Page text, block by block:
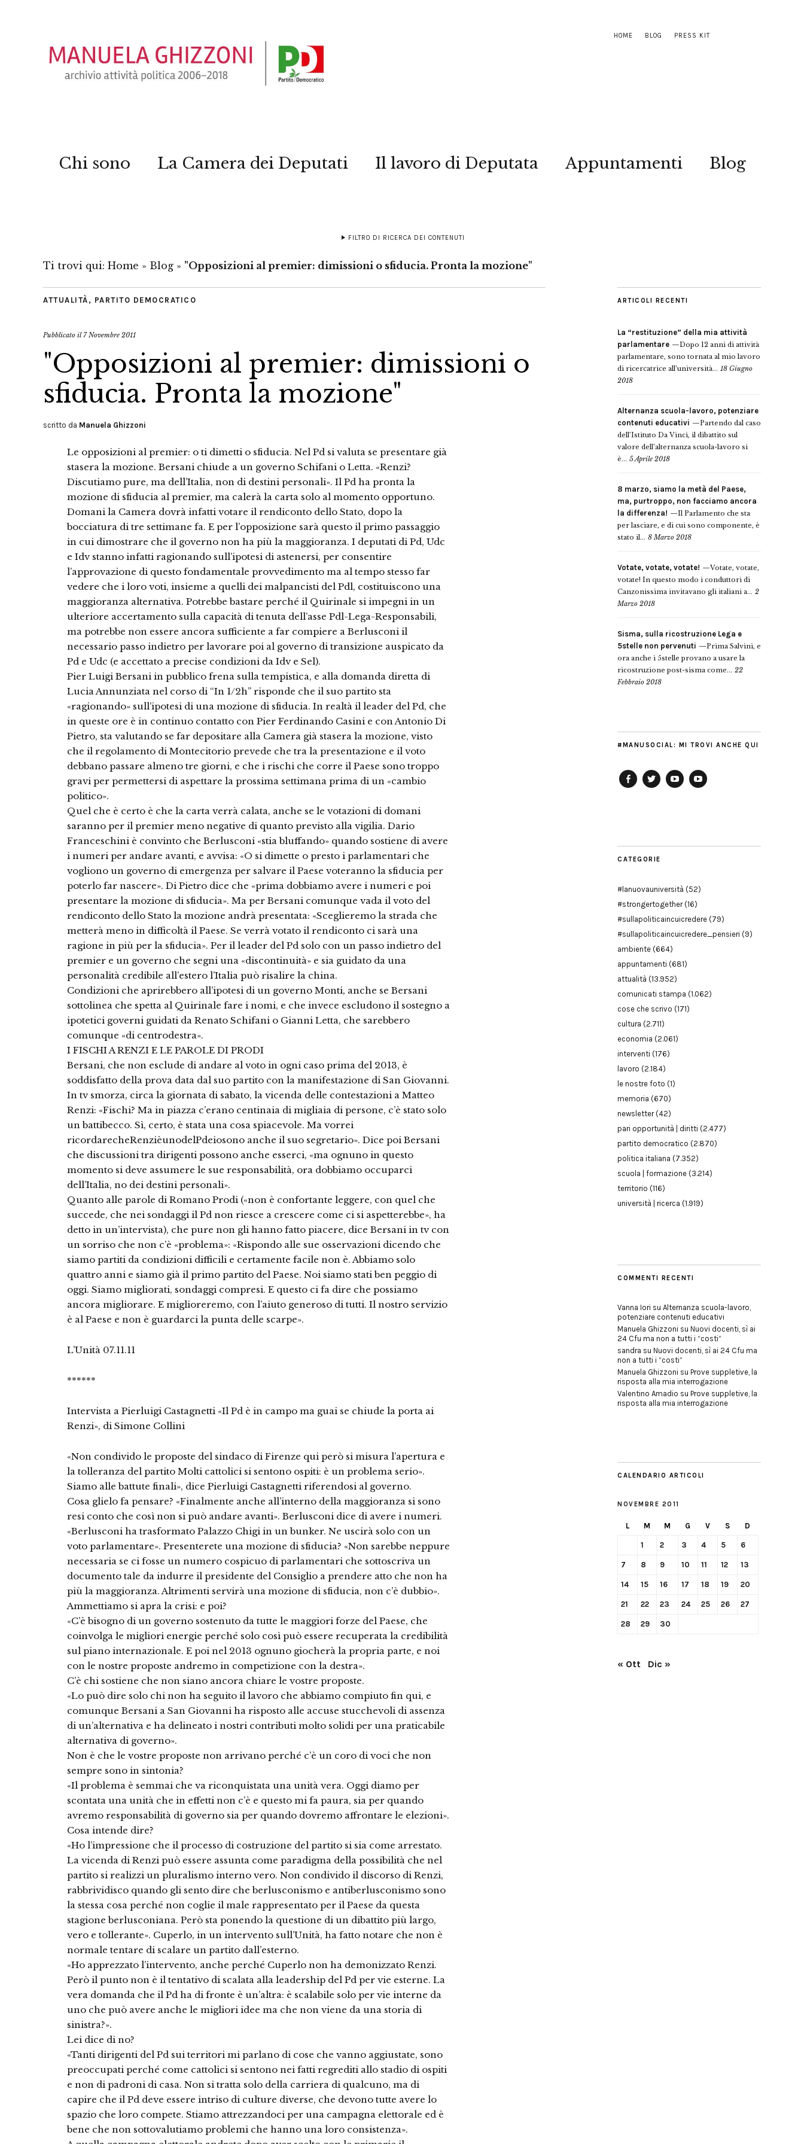
HOME BLOG PRESS KIT
Chi sono La Camera dei Deputati Il lavoro di Deputata Appuntamenti Blog
FILTRO DI RICERCA DEI CONTENUTI
Ti trovi qui: Home » Blog » "Opposizioni al premier: dimissioni o sfiducia. Pronta la mozione"
ATTUALITÀ , PARTITO DEMOCRATICO
Pubblicato il7 Novembre 2011
"Opposizioni al premier: dimissioni o
sfiducia. Pronta la mozione"
scritto da Manuela Ghizzoni
Le opposizioni al premier: o ti dimetti o sfiducia. Nel Pd si valuta se presentare già
stasera la mozione. Bersani chiude a un governo Schifani o Letta. «Renzi?
Discutiamo pure, ma dell’Italia, non di destini personali». Il Pd ha pronta la
mozione di sfiducia al premier, ma calerà la carta solo al momento opportuno.
Domani la Camera dovrà infatti votare il rendiconto dello Stato, dopo la
bocciatura di tre settimane fa. E per l’opposizione sarà questo il primo passaggio
in cui dimostrare che il governo non ha più la maggioranza. I deputati di Pd, Udc
e Idv stanno infatti ragionando sull’ipotesi di astenersi, per consentire
l’approvazione di questo fondamentale provvedimento ma al tempo stesso far
vedere che i loro voti, insieme a quelli dei malpancisti del Pdl, costituiscono una
maggioranza alternativa. Potrebbe bastare perché il Quirinale si impegni in un
ulteriore accertamento sulla capacità di tenuta dell’asse Pdl-Lega-Responsabili,
ma potrebbe non essere ancora sufficiente a far compiere a Berlusconi il
necessario passo indietro per lavorare poi al governo di transizione auspicato da
Pd e Udc (e accettato a precise condizioni da Idv e Sel).
Pier Luigi Bersani in pubblico frena sulla tempistica, e alla domanda diretta di
Lucia Annunziata nel corso di “In 1/2h” risponde che il suo partito sta
«ragionando» sull’ipotesi di una mozione di sfiducia. In realtà il leader del Pd, che
in queste ore è in continuo contatto con Pier Ferdinando Casini e con Antonio Di
Pietro, sta valutando se far depositare alla Camera già stasera la mozione, visto
che il regolamento di Montecitorio prevede che tra la presentazione e il voto
debbano passare almeno tre giorni, e che i rischi che corre il Paese sono troppo
gravi per permettersi di aspettare la prossima settimana prima di un «cambio
politico».
Quel che è certo è che la carta verrà calata, anche se le votazioni di domani
saranno per il premier meno negative di quanto previsto alla vigilia. Dario
Franceschini è convinto che Berlusconi «stia bluffando» quando sostiene di avere
i numeri per andare avanti, e avvisa: «O si dimette o presto i parlamentari che
vogliono un governo di emergenza per salvare il Paese voteranno la sfiducia per
poterlo far nascere». Di Pietro dice che «prima dobbiamo avere i numeri e poi
presentare la mozione di sfiducia». Ma per Bersani comunque vada il voto del
rendiconto dello Stato la mozione andrà presentata: «Sceglieremo la strada che
metterà meno in difficoltà il Paese. Se verrà votato il rendiconto ci sarà una
ragione in più per la sfiducia». Per il leader del Pd solo con un passo indietro del
premier e un governo che segni una «discontinuità» e sia guidato da una
personalità credibile all’estero l’Italia può risalire la china.
Condizioni che aprirebbero all’ipotesi di un governo Monti, anche se Bersani
sottolinea che spetta al Quirinale fare i nomi, e che invece escludono il sostegno a
ipotetici governi guidati da Renato Schifani o Gianni Letta, che sarebbero
comunque «di centrodestra».
I FISCHI A RENZI E LE PAROLE DI PRODI
Bersani, che non esclude di andare al voto in ogni caso prima del 2013, è
soddisfatto della prova data dal suo partito con la manifestazione di San Giovanni.
In tv smorza, circa la giornata di sabato, la vicenda delle contestazioni a Matteo
Renzi: «Fischi? Ma in piazza c’erano centinaia di migliaia di persone, c’è stato solo
un battibecco. Sì, certo, è stata una cosa spiacevole. Ma vorrei
ricordarecheRenzièunodelPdeiosono anche il suo segretario». Dice poi Bersani
che discussioni tra dirigenti possono anche esserci, «ma ognuno in questo
momento si deve assumere le sue responsabilità, ora dobbiamo occuparci
dell’Italia, no dei destini personali».
Quanto alle parole di Romano Prodi («non è confortante leggere, con quel che
succede, che nei sondaggi il Pd non riesce a crescere come ci si aspetterebbe», ha
detto in un’intervista), che pure non gli hanno fatto piacere, dice Bersani in tv con
un sorriso che non c’è «problema»: «Rispondo alle sue osservazioni dicendo che
siamo partiti da condizioni difficili e certamente facile non è. Abbiamo solo
quattro anni e siamo già il primo partito del Paese. Noi siamo stati ben peggio di
oggi. Siamo migliorati, sondaggi compresi. E questo ci fa dire che possiamo
ancora migliorare. E miglioreremo, con l’aiuto generoso di tutti. Il nostro servizio
è al Paese e non è guardarci la punta delle scarpe».
L’Unità 07.11.11
******
Intervista a Pierluigi Castagnetti «Il Pd è in campo ma guai se chiude la porta ai
Renzi», di Simone Collini
«Non condivido le proposte del sindaco di Firenze qui però si misura l’apertura e
la tolleranza del partito Molti cattolici si sentono ospiti: è un problema serio».
Siamo alle battute finali», dice Pierluigi Castagnetti riferendosi al governo.
Cosa glielo fa pensare? «Finalmente anche all’interno della maggioranza si sono
resi conto che così non si può andare avanti». Berlusconi dice di avere i numeri.
«Berlusconi ha trasformato Palazzo Chigi in un bunker. Ne uscirà solo con un
voto parlamentare». Presenterete una mozione di sfiducia? «Non sarebbe neppure
necessaria se ci fosse un numero cospicuo di parlamentari che sottoscriva un
documento tale da indurre il presidente del Consiglio a prendere atto che non ha
più la maggioranza. Altrimenti servirà una mozione di sfiducia, non c’è dubbio».
Ammettiamo si apra la crisi: e poi?
«C’è bisogno di un governo sostenuto da tutte le maggiori forze del Paese, che
coinvolga le migliori energie perché solo così può essere recuperata la credibilità
sul piano internazionale. E poi nel 2013 ognuno giocherà la propria parte, e noi
con le nostre proposte andremo in competizione con la destra».
C’è chi sostiene che non siano ancora chiare le vostre proposte.
«Lo può dire solo chi non ha seguito il lavoro che abbiamo compiuto fin qui, e
comunque Bersani a San Giovanni ha risposto alle accuse stucchevoli di assenza
di un’alternativa e ha delineato i nostri contributi molto solidi per una praticabile
alternativa di governo».
Non è che le vostre proposte non arrivano perché c’è un coro di voci che non
sempre sono in sintonia?
«Il problema è semmai che va riconquistata una unità vera. Oggi diamo per
scontata una unità che in effetti non c’è e questo mi fa paura, sia per quando
avremo responsabilità di governo sia per quando dovremo affrontare le elezioni».
Cosa intende dire?
«Ho l’impressione che il processo di costruzione del partito si sia come arrestato.
La vicenda di Renzi può essere assunta come paradigma della possibilità che nel
partito si realizzi un pluralismo interno vero. Non condivido il discorso di Renzi,
rabbrividisco quando gli sento dire che berlusconismo e antiberlusconismo sono
la stessa cosa perché non coglie il male rappresentato per il Paese da questa
stagione berlusconiana. Però sta ponendo la questione di un dibattito più largo,
vero e tollerante». Cuperlo, in un intervento sull’Unità, ha fatto notare che non è
normale tentare di scalare un partito dall’esterno.
«Ho apprezzato l’intervento, anche perché Cuperlo non ha demonizzato Renzi.
Però il punto non è il tentativo di scalata alla leadership del Pd per vie esterne. La
vera domanda che il Pd ha di fronte è un’altra: è scalabile solo per vie interne da
uno che può avere anche le migliori idee ma che non viene da una storia di
sinistra?».
Lei dice di no?
«Tanti dirigenti del Pd sui territori mi parlano di cose che vanno aggiustate, sono
preoccupati perché come cattolici si sentono nei fatti regrediti allo stadio di ospiti
e non di padroni di casa. Non si tratta solo della carriera di qualcuno, ma di
capire che il Pd deve essere intriso di culture diverse, che devono tutte avere lo
spazio che loro compete. Stiamo attrezzandoci per una campagna elettorale ed è
bene che non sottovalutiamo problemi che hanno una loro consistenza».
ARTICOLI RECENTI
La “restituzione” della mia attività
parlamentare
Dopo 12 anni di attività
parlamentare, sono tornata al mio lavoro
di ricercatrice all’università... 18 Giugno
2018
Alternanza scuola-lavoro, potenziare
contenuti educativi
Partendo dal caso
dell’Istituto Da Vinci, il dibattito sul
valore dell’alternanza scuola-lavoro si
è... 5 Aprile 2018
8 marzo, siamo la metà del Paese,
ma, purtroppo, non facciamo ancora
la differenza!
Il Parlamento che sta
per lasciare, e di cui sono componente, è
stato il... 8 Marzo 2018
Votate, votate, votate!
Votate, votate,
votate! In questo modo i conduttori di
Canzonissima invitavano gli italiani a... 2
Marzo 2018
Sisma, sulla ricostruzione Lega e
5stelle non pervenuti
Prima Salvini, e
ora anche i 5stelle provano a usare la
ricostruzione post-sisma come... 22
Febbraio 2018
#MANUSOCIAL: MI TROVI ANCHE QUI
CATEGORIE
#lanuovauniversità (52)
#strongertogether(16)
#sullapoliticaincuicredere (79)
#sullapoliticaincuicredere_pensieri (9)
ambiente (664)
appuntamenti (681)
attualità (13.952)
comunicati stampa (1.062)
cose che scrivo (171)
cultura (2.711)
economia (2.061)
interventi (176)
lavoro (2.184)
le nostre foto (1)
memoria (670)
newsletter(42)
pari opportunità | diritti (2.477)
partito democratico (2.870)
politica italiana (7.352)
scuola | formazione (3.214)
territorio (116)
università | ricerca (1.919)
COMMENTI RECENTI
Vanna Iori su Alternanza scuola-lavoro,
potenziare contenuti educativi
Manuela Ghizzoni su Nuovi docenti, sì ai
24 Cfu ma non a tutti i “costi”
sandra su Nuovi docenti, sì ai 24 Cfu ma
non a tutti i “costi”
Manuela Ghizzoni su Prove suppletive, la
risposta alla mia interrogazione
Valentino Amadio su Prove suppletive, la
risposta alla mia interrogazione
CALENDARIO ARTICOLI
NOVEMBRE 2011
L M M G V S D
1 2 3 4 5 6
7 8 9 10 11 12 13
14 15 16 17 18 19 20
21 22 23 24 25 26 27
28 29 30
« Ott Dic »